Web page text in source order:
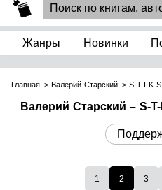
Жанры Новинки
Главная Валерий Старский S-T-I-K-
Валерий Старский – S-
1 2 3